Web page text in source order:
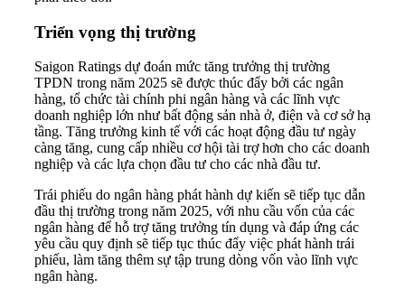
Triển vọng thị trường
Saigon Ratings dự đoán mức tăng trưởng thị trường
TPDN trong năm 2025 sẽ được thúc đẩy bởi các ngân
hàng, tổ chức tài chính phi ngân hàng và các lĩnh vực
doanh nghiệp lớn như bất động sản nhà ở, điện và cơ sở hạ
tầng. Tăng trưởng kinh tế với các hoạt động đầu tư ngày
càng tăng, cung cấp nhiều cơ hội tài trợ hơn cho các doanh
nghiệp và các lựa chọn đầu tư cho các nhà đầu tư.
Trái phiếu do ngân hàng phát hành dự kiến sẽ tiếp tục dẫn
đầu thị trường trong năm 2025, với nhu cầu vốn của các
ngân hàng để hỗ trợ tăng trưởng tín dụng và đáp ứng các
yêu cầu quy định sẽ tiếp tục thúc đẩy việc phát hành trái
phiếu, làm tăng thêm sự tập trung dòng vốn vào lĩnh vực
ngân hàng.